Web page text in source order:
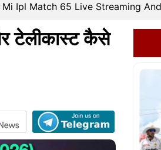
Ipl Match 65 Live Streaming
टेलीकास्ट कैसे